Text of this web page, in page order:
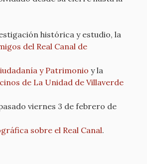
histórica y estudio, la
del Real Canal de
y Patrimonio y la
de La Unidad de Villaverde
viernes 3 de febrero de
sobre el Real Canal.